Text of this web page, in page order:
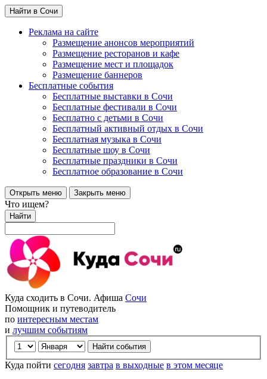
Найти в Сочи
Реклама на сайте
Размещение анонсов мероприятий
Размещение ресторанов и кафе
Размещение мест и площадок
Размещение баннеров
Бесплатные события
Бесплатные выставки в Сочи
Бесплатные фестивали в Сочи
Бесплатно с детьми в Сочи
Бесплатный активный отдых в Сочи
Бесплатная музыка в Сочи
Бесплатные шоу в Сочи
Бесплатные праздники в Сочи
Бесплатное образование в Сочи
Открыть меню Закрыть меню
Что ищем?
Найти
Куда сходить в Сочи. Афиша Сочи
Помощник и путеводитель
по интересным местам
и лучшим событиям
Куда пойти сегодня завтра в выходные в этом месяце